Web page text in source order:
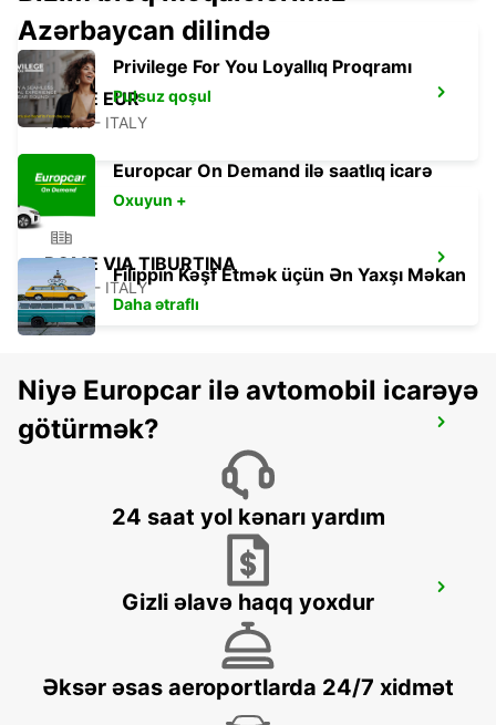
ROME EUR
ROMA - ITALY
ROME VIA TIBURTINA
ROMA - ITALY
ROME TIBURTINA STAZIONE FS
ROME TERMINI RAILWAY - IKC
ROMA - ITALY
Azərbaycan dilində
Privilege For You Loyallıq Proqramı
Pulsuz qoşul
Europcar On Demand ilə saatlıq icarə
Oxuyun +
Filippin Kəşf Etmək üçün Ən Yaxşı Məkan
Daha ətraflı
Niyə Europcar ilə avtomobil icarəyə
götürmək?
24 saat yol kənarı yardım
Gizli əlavə haqq yoxdur
Əksər əsas aeroportlarda 24/7 xidmət